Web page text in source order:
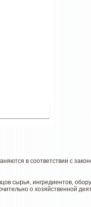
в соответствии с
сырья, ингредиентов,
о хозяйственной